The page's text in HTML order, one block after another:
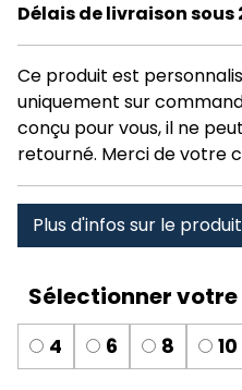
Délais de livraison sous
Ce produit est
uniquement sur
conçu pour vous, il ne
retourné. Merci de votre
Plus d'infos sur le produit
4 6 8 10